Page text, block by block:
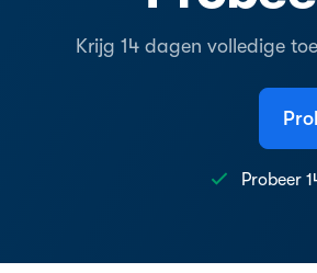
Krijg 14 dagen volledige
Probeer